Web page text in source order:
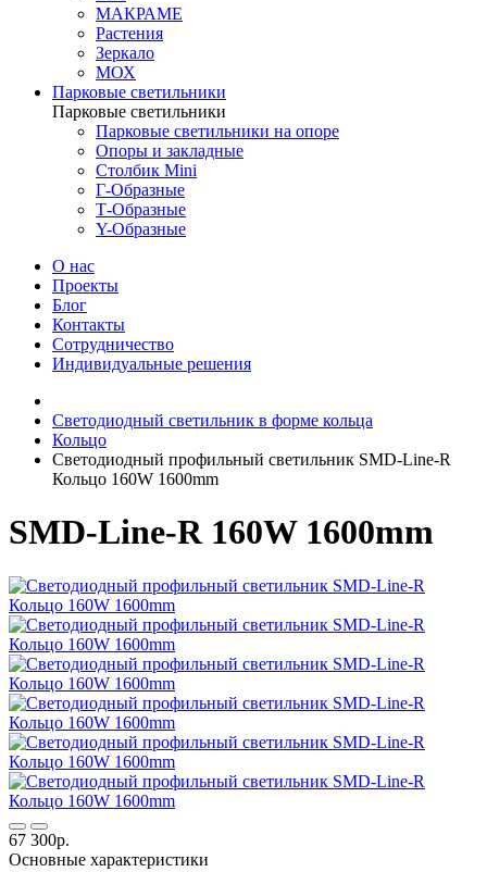
МАКРАМЕ
Растения
Зеркало
МОХ
Парковые светильники
Парковые светильники
Парковые светильники на опоре
Опоры и закладные
Столбик Mini
Г-Образные
Т-Образные
Y-Образные
О нас
Проекты
Блог
Контакты
Сотрудничество
Индивидуальные решения
Светодиодный светильник в форме кольца
Кольцо
Светодиодный профильный светильник SMD-Line-R
Кольцо 160W 1600mm
SMD-Line-R 160W 1600mm
67 300р.
Основные характеристики